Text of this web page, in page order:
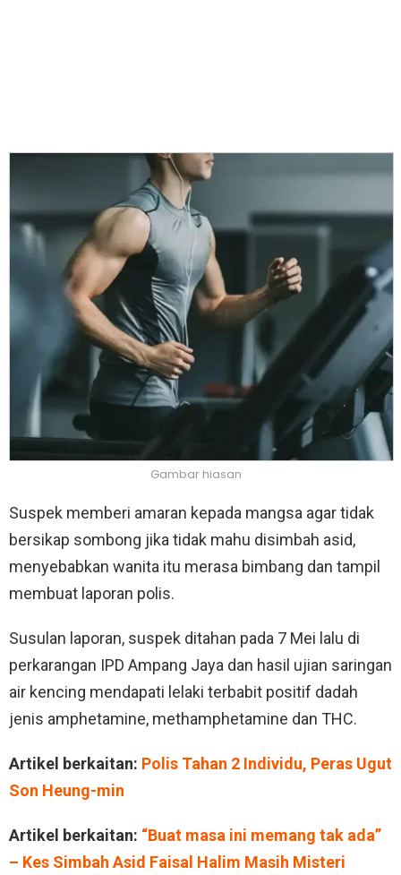
Gambar hiasan
Suspek memberi amaran kepada mangsa agar tidak
bersikap sombong jika tidak mahu disimbah asid,
menyebabkan wanita itu merasa bimbang dan tampil
membuat laporan polis.
Susulan laporan, suspek ditahan pada 7 Mei lalu di
perkarangan IPD Ampang Jaya dan hasil ujian saringan
air kencing mendapati lelaki terbabit positif dadah
jenis amphetamine, methamphetamine dan THC.
Artikel berkaitan: Polis Tahan 2 Individu, Peras Ugut
Son Heung-min
Artikel berkaitan: “Buat masa ini memang tak ada”
– Kes Simbah Asid Faisal Halim Masih Misteri